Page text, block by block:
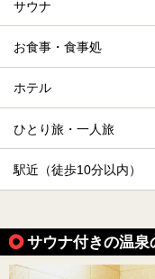
サウナ
お食事・食事処
ホテル
ひとり旅・一人旅
駅近（徒歩10分以内）
サウナ付きの温泉